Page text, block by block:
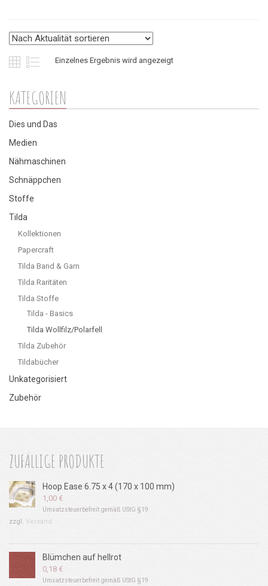
Einzelnes Ergebnis wird angezeigt
KATEGORIEN
Dies und Das
Medien
Nähmaschinen
Schnäppchen
Stoffe
Tilda
Kollektionen
Papercraft
Tilda Band & Garn
Tilda Raritäten
Tilda Stoffe
Tilda - Basics
Tilda Wollfilz/Polarfell
Tilda Zubehör
Tildabücher
Unkategorisiert
Zubehör
ZUFÄLLIGE PRODUKTE
Hoop Ease 6.75 x 4 (170 x 100 mm)
1,00 €
Umsatzsteuerbefreit gemäß UStG §19
zzgl. Versand
Blümchen auf hellrot
0,18 €
Umsatzsteuerbefreit gemäß UStG §19